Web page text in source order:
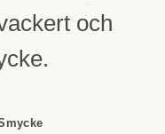
och